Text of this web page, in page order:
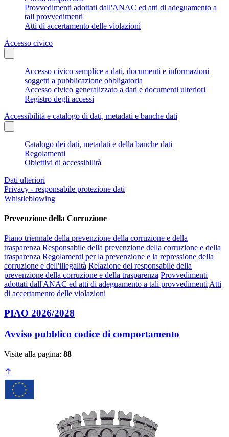
Provvedimenti adottati dall'ANAC ed atti di adeguamento a
tali provvedimenti
Atti di accertamento delle violazioni
Accesso civico
Accesso civico semplice a dati, documenti e informazioni
soggetti a pubblicazione obbligatoria
Accesso civico generalizzato a dati e documenti ulteriori
Registro degli accessi
Accessibilità e catalogo di dati, metadati e banche dati
Catalogo dei dati, metadati e della banche dati
Regolamenti
Obiettivi di accessibilità
Dati ulteriori
Privacy - responsabile protezione dati
Whistleblowing
Prevenzione della Corruzione
Piano triennale della prevenzione della corruzione e della
trasparenza Responsabile della prevenzione della corruzione e della
trasparenza Regolamenti per la prevenzione e la repressione della
corruzione e dell'illegalità Relazione del responsabile della
prevenzione della corruzione e della trasparenza Provvedimenti
adottati dall'ANAC ed atti di adeguamento a tali provvedimenti Atti
di accertamento delle violazioni
PIAO 2026/2028
Avviso pubblico codice di comportamento
Visite alla pagina: 88